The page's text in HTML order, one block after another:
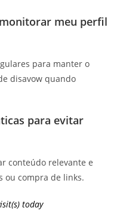
meu perfil
para manter o
disavow quando
para evitar
conteúdo relevante e
ou compra de links.
today